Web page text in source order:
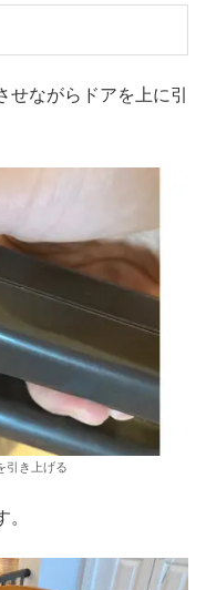
ながらドアを上に引
引き上げる